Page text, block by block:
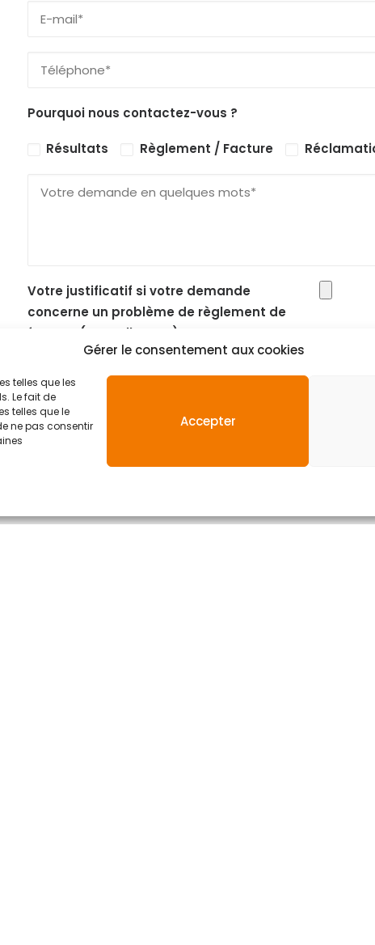
Gérer le consentement aux cookies
telles que les
Le fait de
telles que le
ne pas consentir
Accepter
Pourquoi nous contactez-vous ?
Résultats Règlement / Facture
Votre justificatif si votre demande
concerne un problème de règlement de
facture (Mutuelle, etc.)
traitées dans le cadre de la demande que je dépose